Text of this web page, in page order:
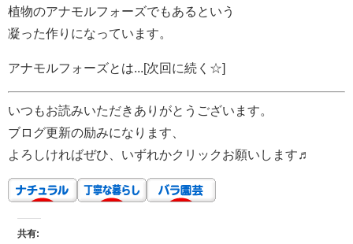
植物のアナモルフォーズでもあるという
凝った作りになっています。
アナモルフォーズとは...[次回に続く☆]
いつもお読みいただきありがとうございます。
ブログ更新の励みになります、
よろしければぜひ、いずれかクリックお願いします♬
共有: